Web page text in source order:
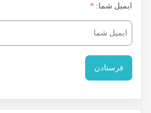
ایمیل شما: *